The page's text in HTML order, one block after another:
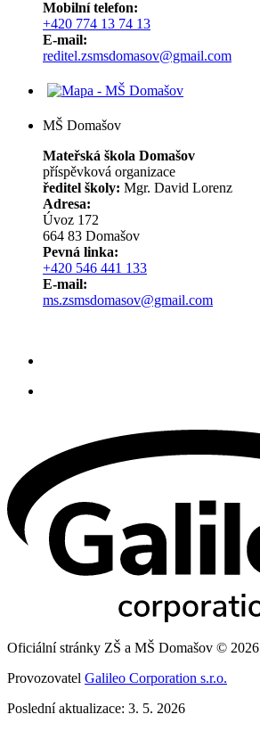
Mobilní telefon:
+420 774 13 74 13
E-mail:
reditel.zsmsdomasov@gmail.com
MŠ Domašov
Mateřská škola Domašov
příspěvková organizace
ředitel školy: Mgr. David Lorenz
Adresa:
Úvoz 172
664 83 Domašov
Pevná linka:
+420 546 441 133
E-mail:
ms.zsmsdomasov@gmail.com
Oficiální stránky ZŠ a MŠ Domašov © 2026
Provozovatel Galileo Corporation s.r.o.
Poslední aktualizace: 3. 5. 2026